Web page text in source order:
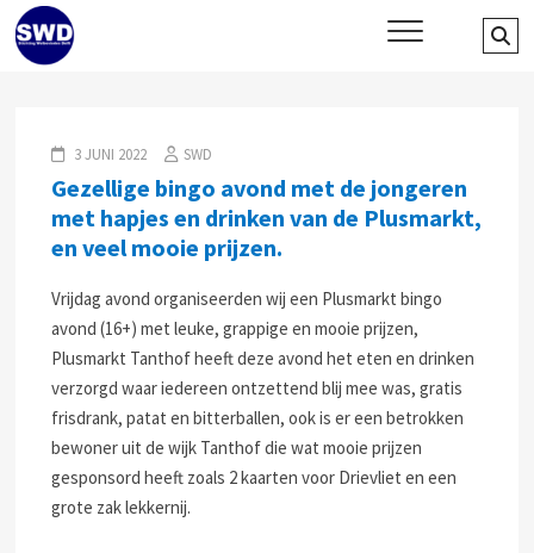
Skip
content
SWD – Stichting Welbevinden
WIJ ZETTEN ONS IN VOOR HET WELZIJN EN VERBINDEN VAN JONG
3 JUNI 2022 SWD
Gezellige bingo avond met de jongeren
met hapjes en drinken van de Plusmarkt,
en veel mooie prijzen.
Vrijdag avond organiseerden wij een Plusmarkt bingo
avond (16+) met leuke, grappige en mooie prijzen,
Plusmarkt Tanthof heeft deze avond het eten en drinken
verzorgd waar iedereen ontzettend blij mee was, gratis
frisdrank, patat en bitterballen, ook is er een betrokken
bewoner uit de wijk Tanthof die wat mooie prijzen
gesponsord heeft zoals 2 kaarten voor Drievliet en een
grote zak lekkernij.